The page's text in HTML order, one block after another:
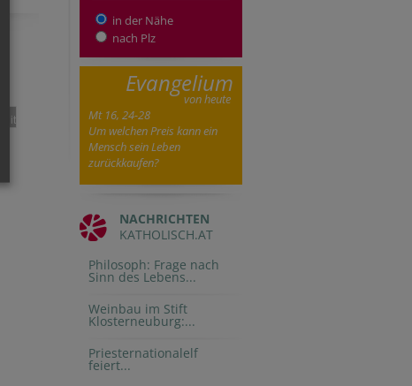
it
in der Nähe
nach Plz
Evangelium
von heute
Mt 16, 24-28
Um welchen Preis kann ein
Mensch sein Leben
zurückkaufen?
NACHRICHTEN
KATHOLISCH.AT
Philosoph: Frage nach
Sinn des Lebens...
Weinbau im Stift
Klosterneuburg:...
Priesternationalelf
feiert...